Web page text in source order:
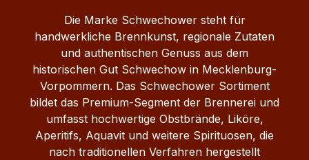
Aromaprofil Weiche, ausgewogene Textur
Elegante Reinheit mit feinem Abgang Sehr
vielseitig einsetzbar Servierempfehlung
Pur eiskalt servieren Als Basis für
Cocktails und Mixdrinks Ideal für Tonic‑
oder Ginger‑Mixkreationen Passt zu
würzigen Snacks oder feinen Aperitifs
Produktdetails Inhalt: 0,5 Liter
Alkoholgehalt: 40 % Vol. Art: Wodka /
Die Marke Schwechower steht für
handwerkliche Brennkunst, regionale Zutaten
und authentischen Genuss aus dem
historischen Gut Schwechow in Mecklenburg-
Vorpommern. Das Schwechower Sortiment
bildet das Premium-Segment der Brennerei und
umfasst hochwertige Obstbrände, Liköre,
Aperitifs, Aquavit und weitere Spirituosen, die
nach traditionellen Verfahren hergestellt